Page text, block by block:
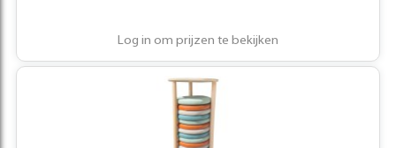
Log in om prijzen te bekijken